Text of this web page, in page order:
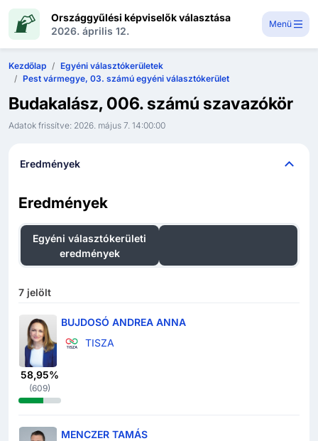
Országgyűlési képviselők választása
2026. április 12.
Menü
Kezdőlap
Egyéni választókerületek
Pest vármegye, 03. számú egyéni választókerület
Budakalász, 006. számú szavazókör
Adatok frissítve: 2026. május 7. 14:00:00
Eredmények
Eredmények
Egyéni választókerületi
eredmények
7 jelölt
58,95%
(609)
BUJDOSÓ ANDREA ANNA
TISZA
MENCZER TAMÁS